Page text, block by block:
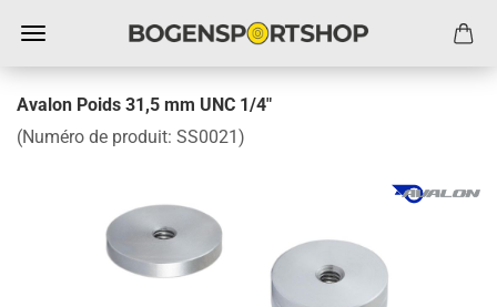
Avalon Poids 31,5 mm UNC 1/4"
(Numéro de produit: SS0021)